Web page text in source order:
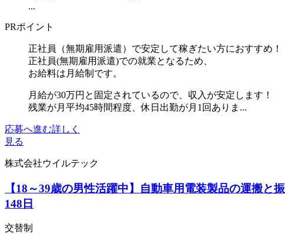
...
PRポイント
正社員（無期雇用派遣）で安定して稼ぎたい方におすすめ！
正社員(無期雇用派遣)での就業となるため、
お給料は月給制です。
月給が30万円と固定されているので、収入が安定します！
残業が月平均45時間程度、休日出勤が月1回ありま...
応募へ進む詳しく
見る
株式会社ウイルテック
【18～39歳の男性活躍中】自動車用電装製品の運搬
148日
交替制